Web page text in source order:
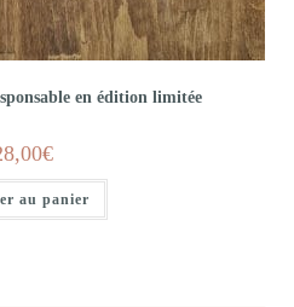
en édition limitée
€
au panier